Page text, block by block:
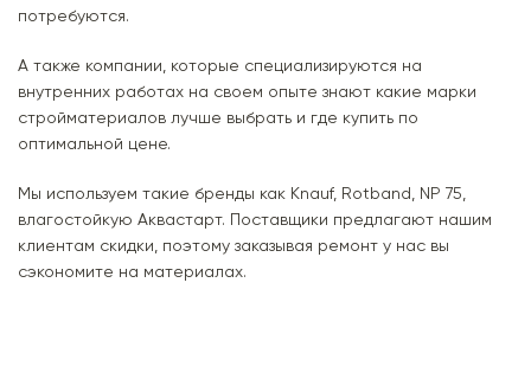
потребуются.
А также компании, которые специализируются на
внутренних работах на своем опыте знают какие марки
стройматериалов лучше выбрать и где купить по
оптимальной цене.
Мы используем такие бренды как Knauf, Rotband, NP 75,
влагостойкую Аквастарт. Поставщики предлагают нашим
клиентам скидки, поэтому заказывая ремонт у нас вы
сэкономите на материалах.